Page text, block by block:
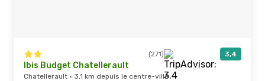
(271) 3,4
Ibis Budget Chatellerault
Chatellerault · 3,1 km depuis le centre-ville